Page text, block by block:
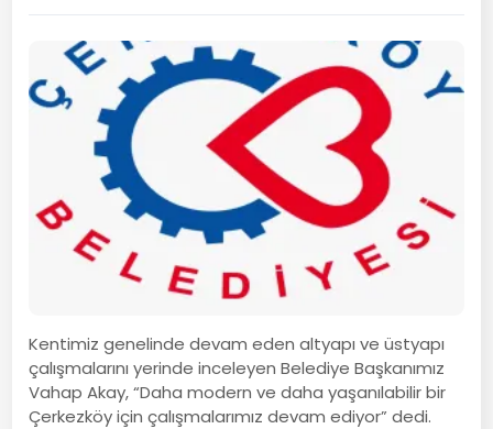
Kentimiz genelinde devam eden altyapı ve üstyapı
çalışmalarını yerinde inceleyen Belediye Başkanımız
Vahap Akay, “Daha modern ve daha yaşanılabilir bir
Çerkezköy için çalışmalarımız devam ediyor” dedi.